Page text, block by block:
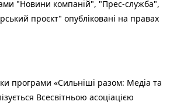
"Новини компаній", "Прес-служба",
проєкт" опубліковані на правах
програми «Сильніші разом: Медіа та
Всесвітньою асоціацією